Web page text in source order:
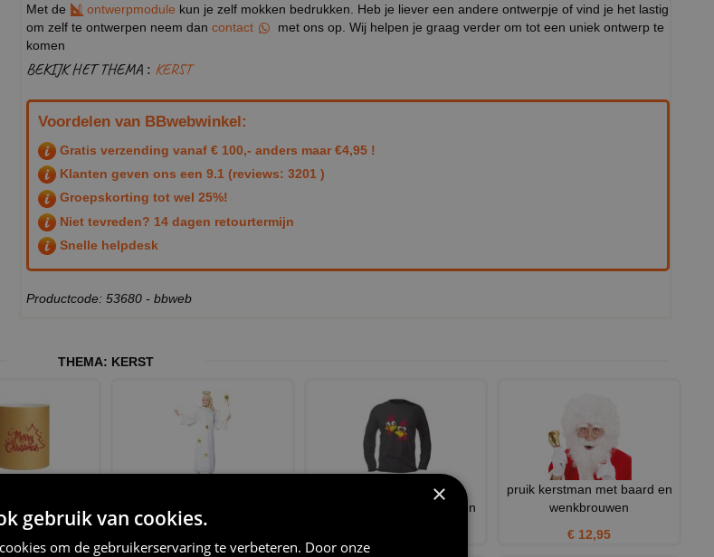
Met de
ontwerpmodule kun je zelf mokken bedrukken. Heb je liever een andere ontwerpje of vind je het lastig
om zelf te ontwerpen neem dan contact
met ons op. Wij helpen je graag verder om tot een uniek ontwerp te
komen
BEKIJK HET THEMA : KERST
Voordelen van BBwebwinkel:
Gratis verzending vanaf € 100,- anders maar €4,95 !
Klanten geven ons een 9.1 (reviews: 3201 )
Groepskorting tot wel 25%!
Niet tevreden? 14 dagen retourtermijn
Snelle helpdesk
Productcode: 53680 - bbweb
THEMA: KERST
kerst mok
14,95
voor volwassenen stralen
T-shirt lange mouw met
grappige kalkoenen cartoon
pruik kerstman met baard en
wenkbrouwen
€ 12,95
×
gebruik van cookies.
om de gebruikerservaring te verbeteren. Door onze